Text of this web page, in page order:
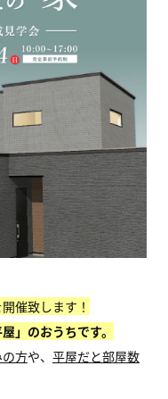
催致します！
」のおうちです。
方や、 平屋だと部屋数